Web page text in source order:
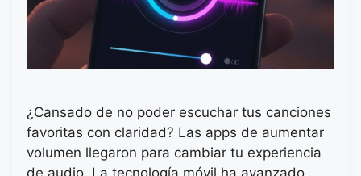
¿Cansado de no poder escuchar tus canciones
favoritas con claridad? Las apps de aumentar
volumen llegaron para cambiar tu experiencia